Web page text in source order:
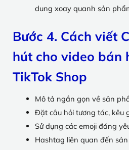
dung xoay quanh sản
Bước 4. Cách viết
hút cho video bán
TikTok Shop
Mô tả ngắn gọn về sản
Đặt câu hỏi tương tác, kêu
Sử dụng các emoji đáng
Hashtag liên quan đến